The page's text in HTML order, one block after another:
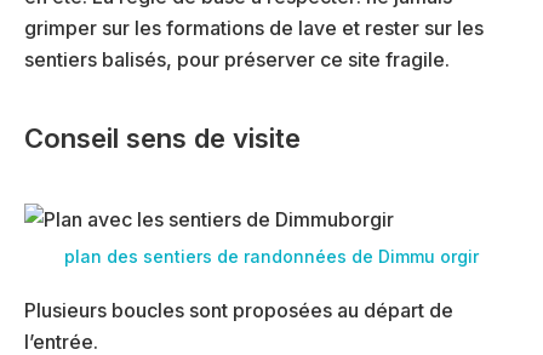
grimper sur les formations de lave et rester sur les
sentiers balisés, pour préserver ce site fragile.
Conseil sens de visite
plan des sentiers de randonnées de Dimmu orgir
Plusieurs boucles sont proposées au départ de
l’entrée.